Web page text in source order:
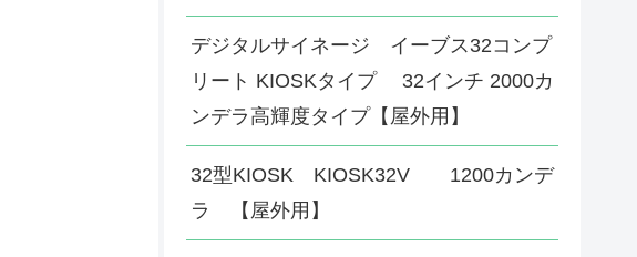
デジタルサイネージ イーブス32コンプ
リート KIOSKタイプ 32インチ 2000カ
ンデラ高輝度タイプ【屋外用】
32型KIOSK KIOSK32V 1200カンデ
ラ 【屋外用】